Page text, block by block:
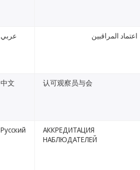
عربي اعتماد المراقبين
中文 认可观察员与会
Русский
АККРЕДИТАЦИЯ
НАБЛЮДАТЕЛЕЙ